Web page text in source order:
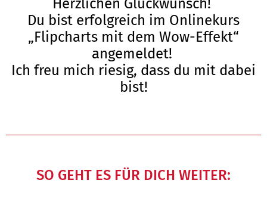
Herzlichen Glückwunsch!
Du bist erfolgreich im Onlinekurs
„Flipcharts mit dem Wow-Effekt“
angemeldet!
Ich freu mich riesig, dass du mit dabei
bist!
SO GEHT ES FÜR DICH WEITER: